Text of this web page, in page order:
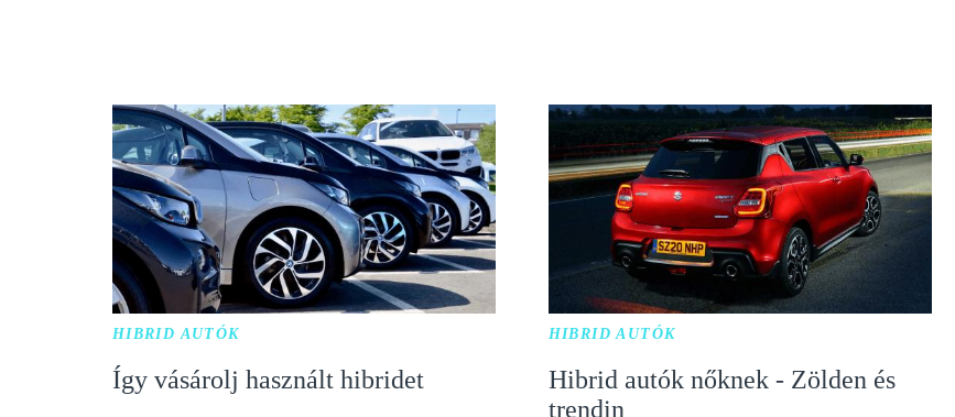
HIBRID AUTÓK
Így vásárolj használt hibridet
HIBRID AUTÓK
Hibrid autók nőknek - Zölden és
trendin